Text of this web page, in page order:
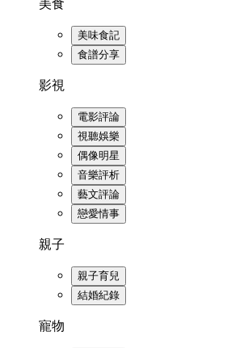
美食
美味食記
食譜分享
影視
電影評論
視聽娛樂
偶像明星
音樂評析
藝文評論
戀愛情事
親子
親子育兒
結婚紀錄
寵物